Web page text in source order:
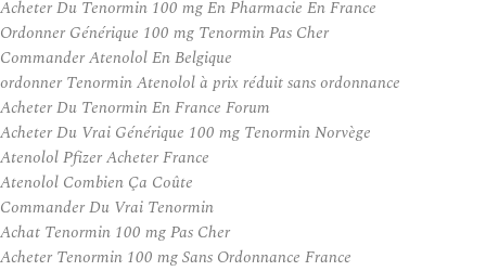
Acheter Du Tenormin 100 mg En Pharmacie En France
Ordonner Générique 100 mg Tenormin Pas Cher
Commander Atenolol En Belgique
ordonner Tenormin Atenolol à prix réduit sans ordonnance
Acheter Du Tenormin En France Forum
Acheter Du Vrai Générique 100 mg Tenormin Norvège
Atenolol Pfizer Acheter France
Atenolol Combien Ça Coûte
Commander Du Vrai Tenormin
Achat Tenormin 100 mg Pas Cher
Acheter Tenormin 100 mg Sans Ordonnance France